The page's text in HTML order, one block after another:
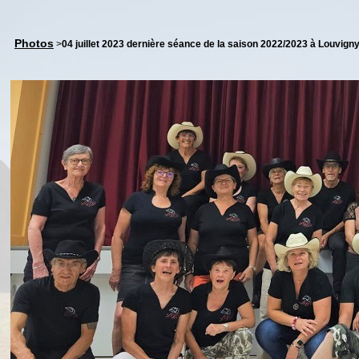
Photos >04 juillet 2023 dernière séance de la saison 2022/2023 à Louvigny